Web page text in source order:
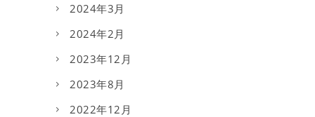
2024年3月
2024年2月
2023年12月
2023年8月
2022年12月